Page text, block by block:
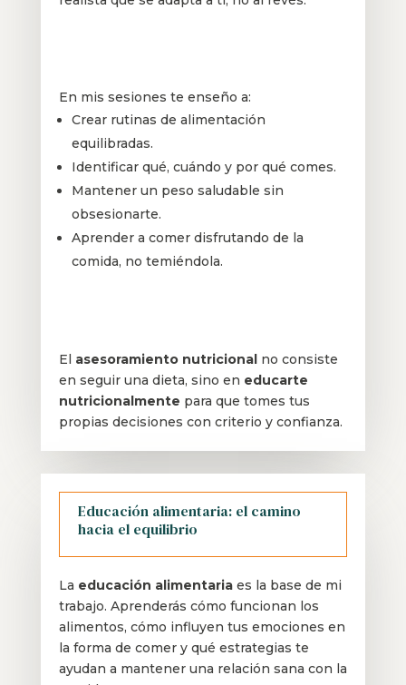
En mis sesiones te enseño a:
Crear rutinas de alimentación
equilibradas.
Identificar qué, cuándo y por qué comes.
Mantener un peso saludable sin
obsesionarte.
Aprender a comer disfrutando de la
comida, no temiéndola.
El asesoramiento nutricional no consiste
en seguir una dieta, sino en educarte
nutricionalmente para que tomes tus
propias decisiones con criterio y confianza.
Educación alimentaria: el camino
hacia el equilibrio
La educación alimentariaes la base de mi
trabajo. Aprenderás cómo funcionan los
alimentos, cómo influyen tus emociones en
la forma de comer y qué estrategias te
ayudan a mantener una relación sana con la